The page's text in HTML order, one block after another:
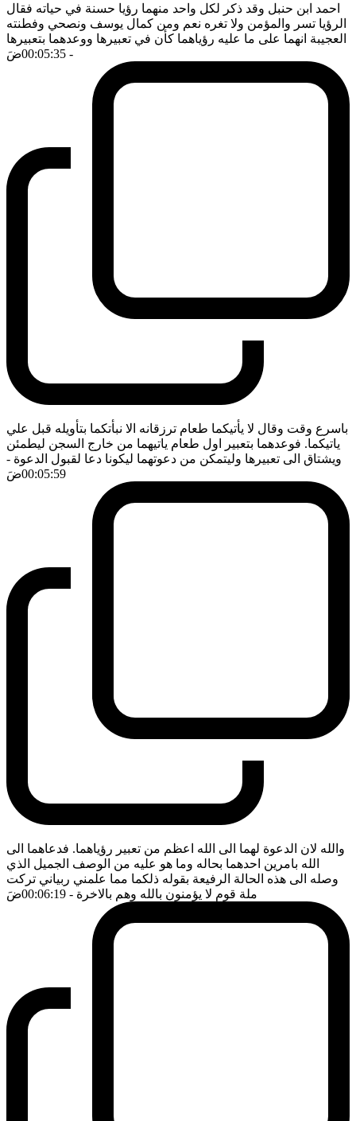
احمد ابن حنبل وقد ذكر لكل واحد منهما رؤيا حسنة في حياته فقال
الرؤيا تسر والمؤمن ولا تغره نعم ومن كمال يوسف ونصحي وفطنته
العجيبة انهما على ما عليه رؤياهما كأن في تعبيرها ووعدهما بتعبيرها
- 00:05:35
ضَ
باسرع وقت وقال لا يأتيكما طعام ترزقانه الا نبأتكما بتأويله قبل علي
ياتيكما. فوعدهما بتعبير اول طعام ياتيهما من خارج السجن ليطمئن
ويشتاق الى تعبيرها وليتمكن من دعوتهما ليكونا دعا لقبول الدعوة -
00:05:59ضَ
والله لان الدعوة لهما الى الله اعظم من تعبير رؤياهما. فدعاهما الى
الله بامرين احدهما بحاله وما هو عليه من الوصف الجميل الذي
وصله الى هذه الحالة الرفيعة بقوله ذلكما مما علمني ربياني تركت
ملة قوم لا يؤمنون بالله وهم بالاخرة - 00:06:19 ضَ